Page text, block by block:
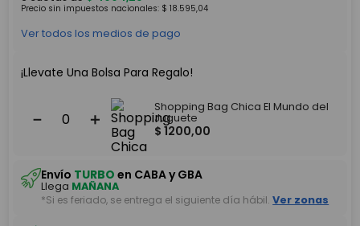
Precio sin impuestos nacionales: $ 18.595,04
Ver todos los medios de pago
¡Llevate Una Bolsa Para Regalo!
＋
－
Shopping Bag Chica El Mundo del
Juguete
$ 1200,00
Envío TURBO en CABA y GBA
Llega MAÑANA
*Si es feriado, se entrega el siguiente día hábil. Ver zonas